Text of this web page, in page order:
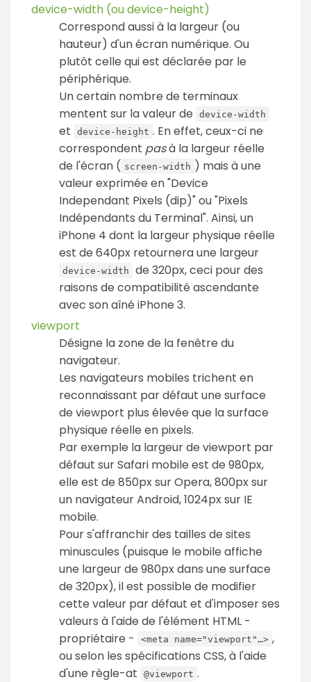
device-width (ou device-height)
Correspond aussi à la largeur (ou
hauteur) d'un écran numérique. Ou
plutôt celle qui est déclarée par le
périphérique.
Un certain nombre de terminaux
mentent sur la valeur de
device-width
et device-height . En effet, ceux-ci ne
correspondent pasà la largeur réelle
de l'écran ( screen-width ) mais à une
valeur exprimée en "Device
Independant Pixels (dip)" ou "Pixels
Indépendants du Terminal". Ainsi, un
iPhone 4 dont la largeur physique réelle
est de 640px retournera une largeur
device-width
de 320px, ceci pour des
raisons de compatibilité ascendante
avec son aîné iPhone 3.
viewport
Désigne la zone de la fenêtre du
navigateur.
Les navigateurs mobiles trichent en
reconnaissant par défaut une surface
de viewport plus élevée que la surface
physique réelle en pixels.
Par exemple la largeur de viewport par
défaut sur Safari mobile est de 980px,
elle est de 850px sur Opera, 800px sur
un navigateur Android, 1024px sur IE
mobile.
Pour s'affranchir des tailles de sites
minuscules (puisque le mobile affiche
une largeur de 980px dans une surface
de 320px), il est possible de modifier
cette valeur par défaut et d'imposer ses
valeurs à l'aide de l'élément HTML -
propriétaire -
<meta name="viewport"…> ,
ou selon les spécifications CSS, à l'aide
d'une règle-at
@viewport .